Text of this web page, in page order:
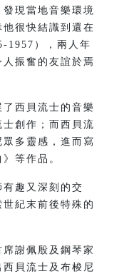
現當地音樂環境
很快結識到還在
1957），兩人年
振奮的友誼於焉
西貝流士的音樂
創作；而西貝流
多靈感，進而寫
等作品。
趣又深刻的交
紀末前後特殊的
謝佩殷及鋼琴家
貝流士及布梭尼